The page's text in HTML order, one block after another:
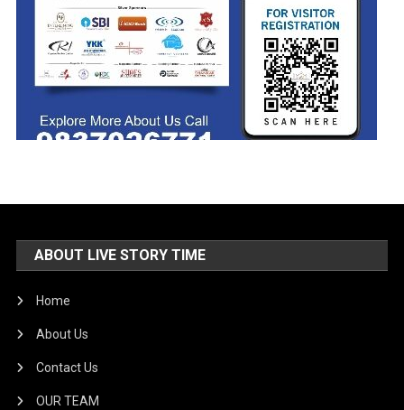
ABOUT LIVE STORY TIME
Home
About Us
Contact Us
OUR TEAM